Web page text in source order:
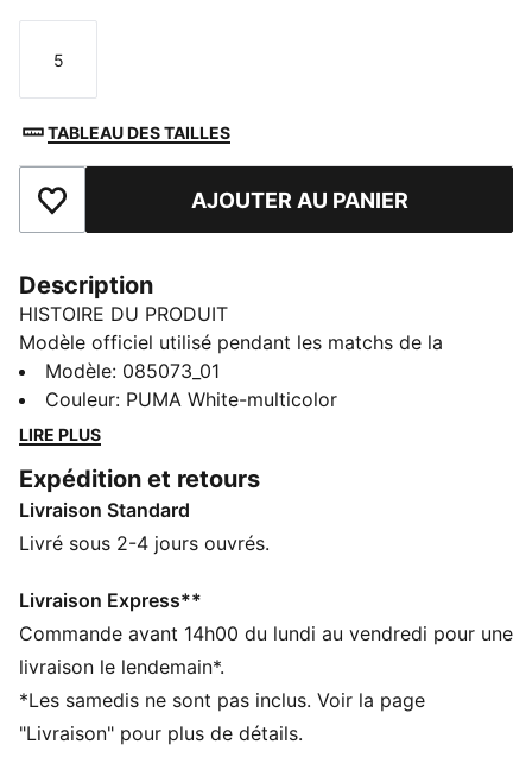
Taille
5
TABLEAU DES TAILLES
Ajouter aux favorisAJOUTER AU PANIER
Description
HISTOIRE DU PRODUIT
Modèle officiel utilisé pendant les matchs de la
première division portugaise, le ballon STELLAR
NITRO™ Ultimate Liga Portugal offre des
performances d’élite. Sa conception à huit panneaux
parfaitement homogènes en vol. Le rembourrage
NITROFOAM™ souple permet des contrôles précis.
DÉTAILS
Excellente conservation de la forme, solidité
supérieure et absorption d’eau réduite
Conception à 8 panneaux
La technologie en mousse NITRO™ offre un toucher à
la fois souple et ferme
Modèle: 085073_01
Couleur: PUMA White-multicolor
LIRE PLUS
Expédition et retours
Livraison Standard
Livré sous 2-4 jours ouvrés.
Livraison Express**
Commande avant 14h00 du lundi au vendredi pour une
livraison le lendemain*.
*Les samedis ne sont pas inclus. Voir la page
"Livraison" pour plus de détails.